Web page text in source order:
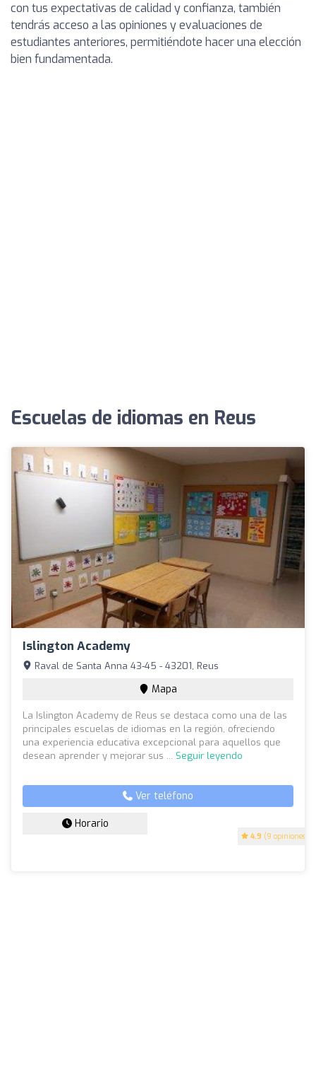
con tus expectativas de calidad y confianza, también
tendrás acceso a las opiniones y evaluaciones de
estudiantes anteriores, permitiéndote hacer una elección
bien fundamentada.
Escuelas de idiomas en Reus
Islington Academy
4.9 (9 opiniones)
Raval de Santa Anna 43-45 - 43201, Reus
Mapa
La Islington Academy de Reus se destaca como una de las
principales escuelas de idiomas en la región, ofreciendo
una experiencia educativa excepcional para aquellos que
desean aprender y mejorar sus ... Seguir leyendo
Ver teléfono
Horario